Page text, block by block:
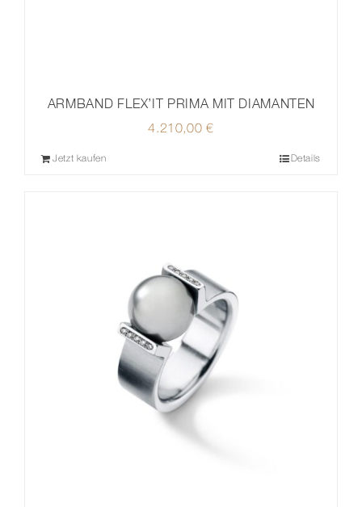
ARMBAND FLEX’IT PRIMA MIT DIAMANTEN
4.210,00€
Jetzt kaufen Details